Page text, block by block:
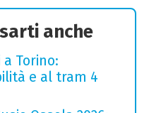
anche
a Torino:
e al tram 4